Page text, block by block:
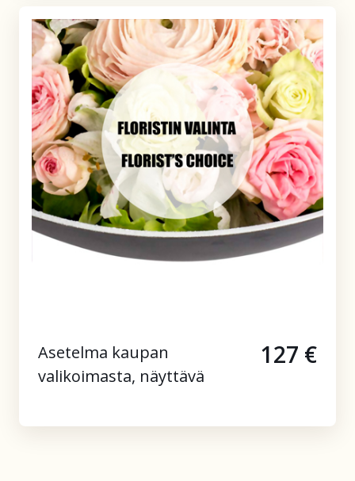
Asetelma kaupan
valikoimasta, näyttävä
127 €